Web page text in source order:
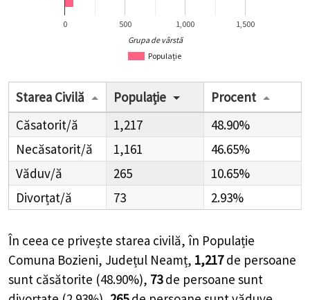
Populație
0 500 1,000 1,500
Grupa de vârstă
Starea Civilă Populație
Procent
Căsatorit/ă
1,217
48.90%
Necăsatorit/ă
1,161
46.65%
Văduv/ă
265
10.65%
Divorțat/ă
73 2.93%
În ceea ce privește starea civilă, în Populație
Comuna Bozieni, Județul Neamț, 1,217 de persoane
sunt căsătorite (48.90%), 73 de persoane sunt